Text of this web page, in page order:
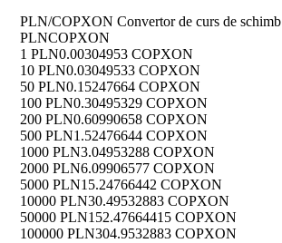
PLN/COPXON Convertor de curs de schimb
PLNCOPXON
1 PLN0.00304953 COPXON
10 PLN0.03049533 COPXON
50 PLN0.15247664 COPXON
100 PLN0.30495329 COPXON
200 PLN0.60990658 COPXON
500 PLN1.52476644 COPXON
1000 PLN3.04953288 COPXON
2000 PLN6.09906577 COPXON
5000 PLN15.24766442 COPXON
10000 PLN30.49532883 COPXON
50000 PLN152.47664415 COPXON
100000 PLN304.9532883 COPXON